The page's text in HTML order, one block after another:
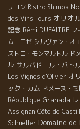
リヨン Bistro Shimba
des Vins Tours オリオ
記念 Rémi DUFAITRE フ
ム ロゼ シルヴァン・オ
ストロ・モンマルトル ド
ル サルバドール・バト
Les Vignes d'Olivier オ
ック・カム ドメーヌ・
République Granada
Assignan Côte de
Schueller Domaine